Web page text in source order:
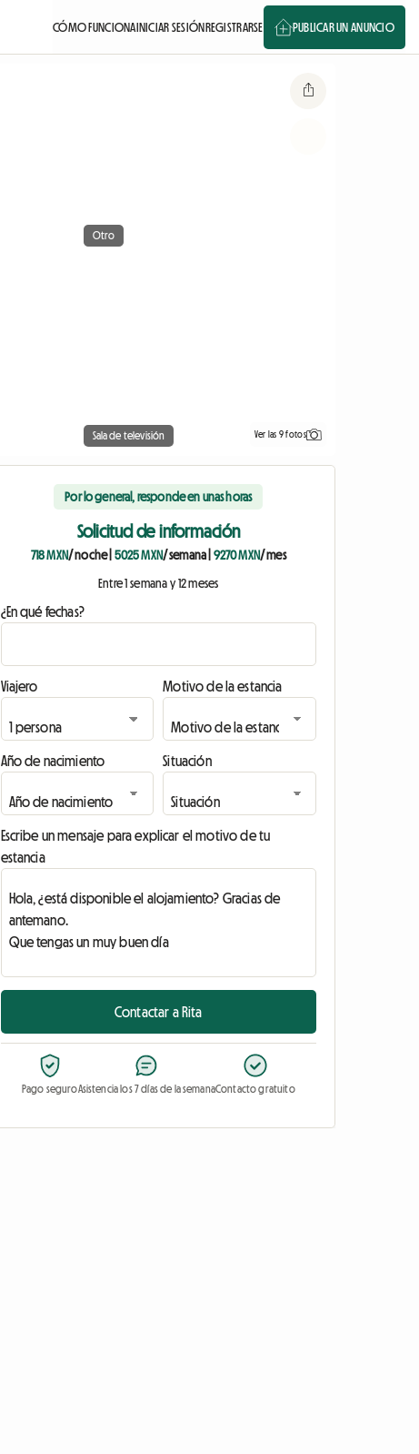
CÓMO FUNCIONAINICIAR SESIÓNREGISTRARSE PUBLICAR UN ANUNCIO
Otro
Sala de televisión Ver las 9 fotos
Por lo general, responde en unas horas
Solicitud de información
718 MXN/ noche| 5025 MXN/ semana 9270 MXN/ mes
Entre 1 semana y 12 meses
¿En qué fechas?
Viajero Motivo de la estancia
Año de nacimiento Situación
Escribe un mensaje para explicar el motivo de tu
estancia
Contactar a Rita
Pago seguroAsistencia los 7 días de la semanaContacto gratuito